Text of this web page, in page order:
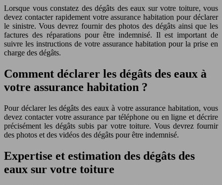
Lorsque vous constatez des dégâts des eaux sur votre toiture, vous
devez contacter rapidement votre assurance habitation pour déclarer
le sinistre. Vous devrez fournir des photos des dégâts ainsi que les
factures des réparations pour être indemnisé. Il est important de
suivre les instructions de votre assurance habitation pour la prise en
charge des dégâts.
Comment déclarer les dégâts des eaux à
votre assurance habitation ?
Pour déclarer les dégâts des eaux à votre assurance habitation, vous
devez contacter votre assurance par téléphone ou en ligne et décrire
précisément les dégâts subis par votre toiture. Vous devrez fournir
des photos et des vidéos des dégâts pour être indemnisé.
Expertise et estimation des dégâts des
eaux sur votre toiture